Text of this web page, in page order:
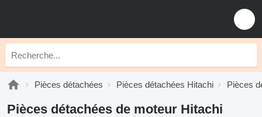
Pièces détachées Pièces détachées Hitachi Pièces
Pièces détachées de moteur Hitachi